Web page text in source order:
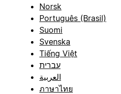
Norsk
Português (Brasil)
Suomi
Svenska
Tiếng Việt
עברית
العربية
ภาษาไทย